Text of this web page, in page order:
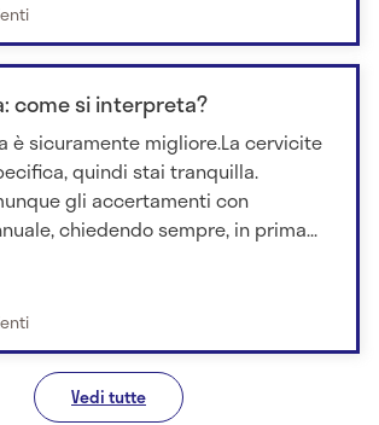
come si interpreta?
è sicuramente migliore.La cervicite
quindi stai tranquilla.
gli accertamenti con
chiedendo sempre, in prima...
Vedi tutte